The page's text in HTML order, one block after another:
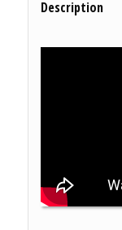
Description